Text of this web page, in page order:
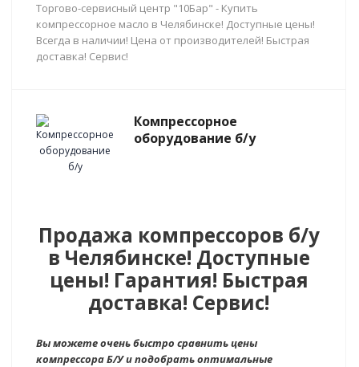
Торгово-сервисный центр "10Бар" - Купить
компрессорное масло в Челябинске! Доступные цены!
Всегда в наличии! Цена от производителей! Быстрая
доставка! Сервис!
Компрессорное
оборудование б/у
Продажа компрессоров б/у
в Челябинске! Доступные
цены! Гарантия! Быстрая
доставка! Сервис!
Вы можете очень быстро сравнить цены
компрессора Б/У и подобрать оптимальные